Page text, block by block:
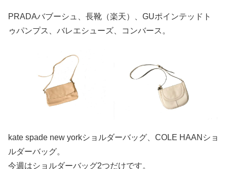
PRADAバブーシュ、長靴（楽天）、GUポインテッドト
ゥパンプス、バレエシューズ、コンバース。
kate spade new yorkショルダーバッグ、COLE HAANショ
ルダーバッグ。
今週はショルダーバッグ2つだけです。